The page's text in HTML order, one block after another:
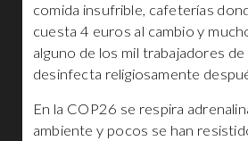
comida insufrible, cafeterías
cuesta 4 euros al cambio y
alguno de los mil trabajadores de
desinfecta religiosamente
En la COP26 se respira
ambiente y pocos se han